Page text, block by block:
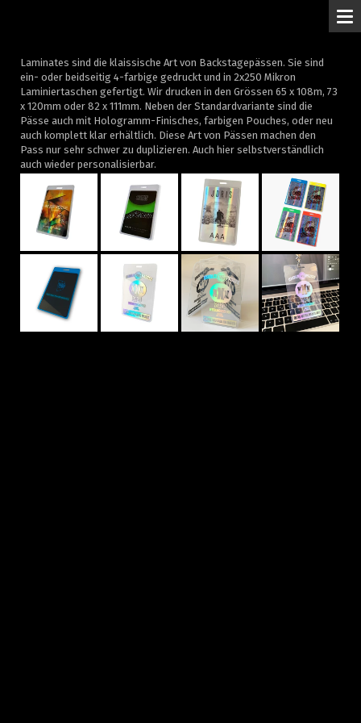
Laminates sind die klaissische Art von Backstagepässen. Sie sind
ein- oder beidseitig 4-farbige gedruckt und in 2x250 Mikron
Laminiertaschen gefertigt. Wir drucken in den Grössen 65 x 108m, 73
x 120mm oder 82 x 111mm. Neben der Standardvariante sind die
Pässe auch mit Hologramm-Finisches, farbigen Pouches, oder neu
auch komplett klar erhältlich. Diese Art von Pässen machen den
Pass nur sehr schwer zu duplizieren. Auch hier selbstverständlich
auch wieder personalisierbar.